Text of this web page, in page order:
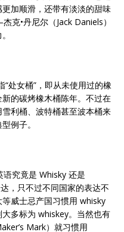
加顺滑，还带有淡淡的甜味
•丹尼尔（Jack Daniels）
“处女桶”，即从未使用过的橡
的碳烤橡木桶陈年。不过在
利桶、波特桶甚至波本桶来
例子。
语究竟是 Whisky 还是
，只不过不同国家的表达不
威士忌产国习惯用 whisky
多标为 whiskey。当然也有
Mark）就习惯用